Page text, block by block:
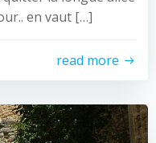
en vaut […]
read more